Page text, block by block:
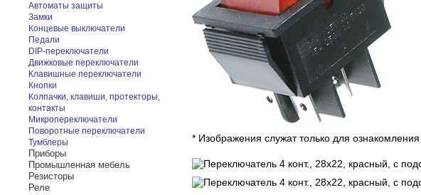
Автоматы защиты
Замки
Концевые выключатели
Педали
DIP-переключатели
Движковые переключатели
Клавишные переключатели
Кнопки
Колпачки, клавиши, протекторы,
контакты
Микропереключатели
Поворотные переключатели
Тумблеры
Приборы
Промышленная мебель
Резисторы
Реле
* Изображения служат только для ознакомления